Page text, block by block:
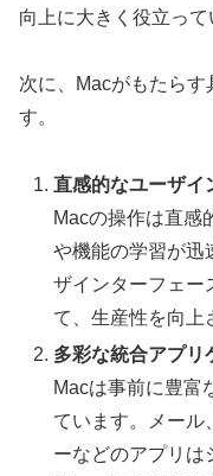
向上に大きく役立って
次に、Macがもたらす
す。
直感的なユーザイ
Macの操作は直感
や機能の学習が迅
ザインターフェー
て、生産性を向上
多彩な統合アプリ
Macは事前に豊富
ています。メール
ーなどのアプリは